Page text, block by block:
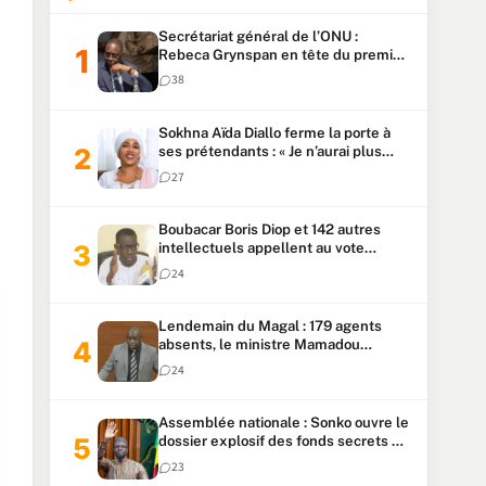
Secrétariat général de l’ONU :
Rebeca Grynspan en tête du premier
vote, Macky Sall pointe à la 5ᵉ place
38
Sokhna Aïda Diallo ferme la porte à
ses prétendants : « Je n’aurai plus
jamais un autre mari »
27
Boubacar Boris Diop et 142 autres
intellectuels appellent au vote
urgent de la révision
constitutionnelle
24
Lendemain du Magal : 179 agents
absents, le ministre Mamadou
Lamine Dianté exige des explications
24
Assemblée nationale : Sonko ouvre le
dossier explosif des fonds secrets et
du patrimoine présidentiel
23